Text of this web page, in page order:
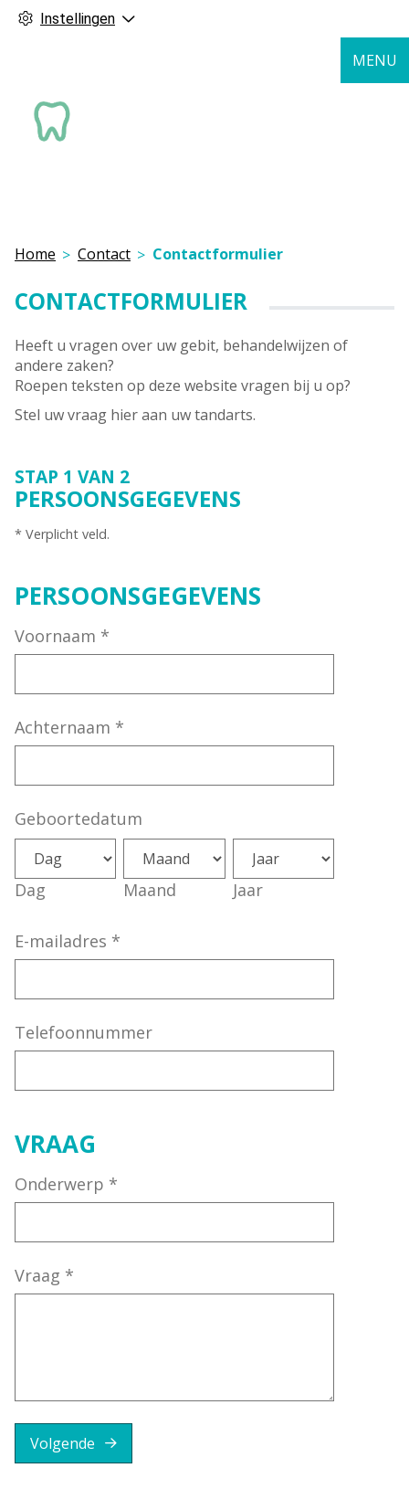
Instellingen
MENU
Home Contact Contactformulier
CONTACTFORMULIER
Heeft u vragen over uw gebit, behandelwijzen of
andere zaken?
Roepen teksten op deze website vragen bij u op?
Stel uw vraag hier aan uw tandarts.
STAP 1 VAN 2
PERSOONSGEGEVENS
* Verplicht veld.
PERSOONSGEGEVENS
Voornaam *
Achternaam *
Geboortedatum
Dag Maand Jaar
E-mailadres *
Telefoonnummer
VRAAG
Onderwerp *
Vraag *
Volgende